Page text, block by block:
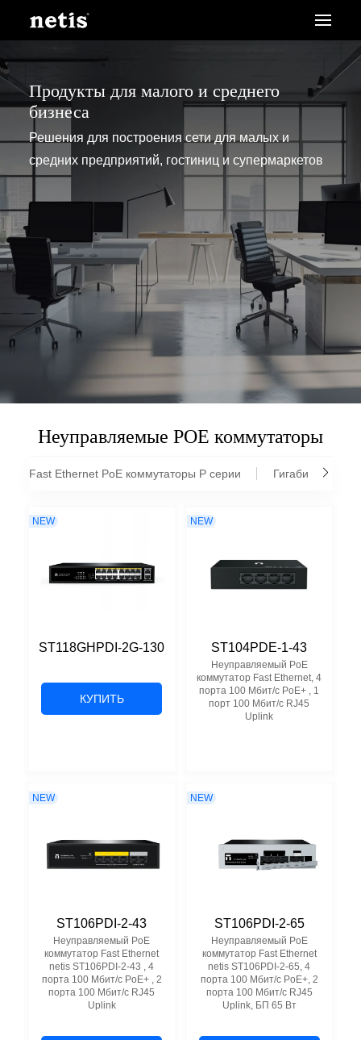
Продукты для малого и среднего
бизнеса
Решения для построения сети для малых и
средних предприятий, гостиниц и супермаркетов
Неуправляемые POE коммутаторы
Fast Ethernet PoE коммутаторы P серии Гигабитные
NEW
ST118GHPDI-2G-130
КУПИТЬ
NEW
ST104PDE-1-43
Неуправляемый PoE
коммутатор Fast Ethernet, 4
порта 100 Мбит/с PoE+ , 1
порт 100 Мбит/с RJ45
Uplink
NEW
ST106PDI-2-43
Неуправляемый PoE
коммутатор Fast Ethernet
netis ST106PDI-2-43 , 4
порта 100 Мбит/с PoE+ , 2
порта 100 Мбит/с RJ45
Uplink
NEW
ST106PDI-2-65
Неуправляемый PoE
коммутатор Fast Ethernet
netis ST106PDI-2-65, 4
порта 100 Мбит/с PoE+, 2
порта 100 Мбит/с RJ45
Uplink, БП 65 Вт